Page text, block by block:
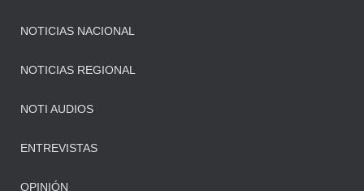
NOTICIAS NACIONAL
NOTICIAS REGIONAL
NOTI AUDIOS
ENTREVISTAS
OPINIÓN